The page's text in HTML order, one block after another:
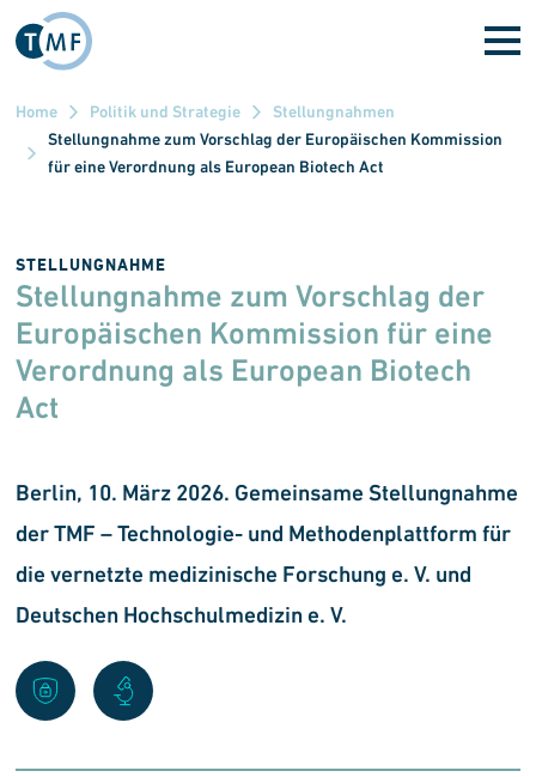
Direkt zum Inhalt
Home Politik und Strategie
Stellungnahmen
Stellungnahme zum Vorschlag der Europäischen Kommission
für eine Verordnung als European Biotech Act
STELLUNGNAHME
Stellungnahme zum Vorschlag der
Europäischen Kommission für eine
Verordnung als European Biotech
Act
Berlin, 10. März 2026. Gemeinsame Stellungnahme
der TMF – Technologie- und Methoden­plattform für
die vernetzte medizinische Forschung e. V. und
Deutschen Hochschulmedizin e. V.